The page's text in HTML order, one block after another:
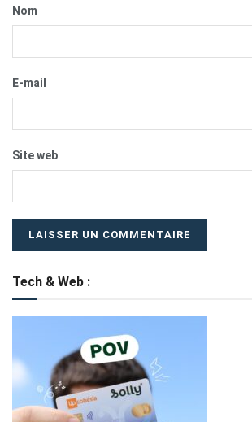
Nom
E-mail
Site web
Tech & Web :